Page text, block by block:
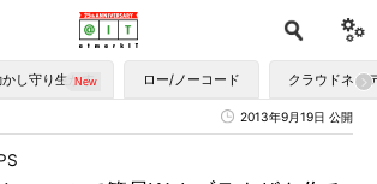
し守り生かす ロー/ノーコード クラウドネイ
2013年9月19日 公開